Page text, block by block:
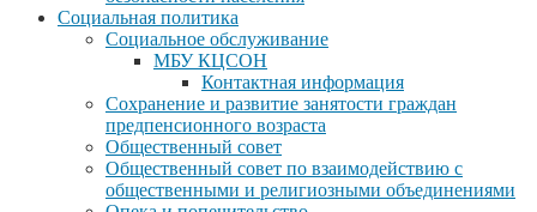
Социальная политика
Социальное обслуживание
МБУ КЦСОН
Контактная информация
Сохранение и развитие занятости граждан
предпенсионного возраста
Общественный совет
Общественный совет по взаимодействию с
общественными и религиозными объединениями